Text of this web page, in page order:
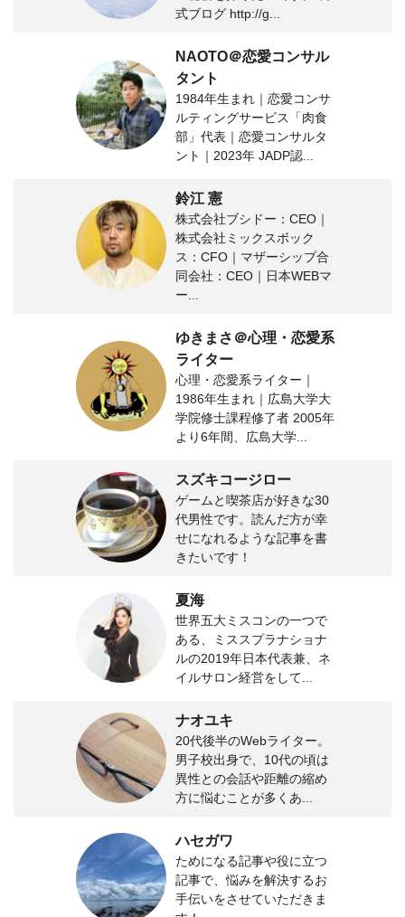
式ブログ http://g...
NAOTO＠恋愛コンサル
タント
1984年生まれ｜恋愛コンサ
ルティングサービス「肉食
部」代表｜恋愛コンサルタ
ント｜2023年 JADP認...
鈴江 憲
株式会社ブシドー：CEO｜
株式会社ミックスボック
ス：CFO｜マザーシップ合
同会社：CEO｜日本WEBマ
ー...
ゆきまさ＠心理・恋愛系
ライター
心理・恋愛系ライター｜
1986年生まれ｜広島大学大
学院修士課程修了者 2005年
より6年間、広島大学...
スズキコージロー
ゲームと喫茶店が好きな30
代男性です。読んだ方が幸
せになれるような記事を書
きたいです！
夏海
世界五大ミスコンの一つで
ある、ミススプラナショナ
ルの2019年日本代表兼、ネ
イルサロン経営をして...
ナオユキ
20代後半のWebライター。
男子校出身で、10代の頃は
異性との会話や距離の縮め
方に悩むことが多くあ...
ハセガワ
ためになる記事や役に立つ
記事で、悩みを解決するお
手伝いをさせていただきま